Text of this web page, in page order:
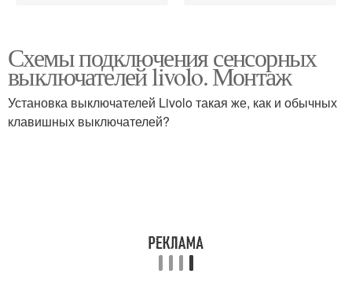
Схемы подключения сенсорных
выключателей livolo. Монтаж
Установка выключателей Livolo такая же, как и обычных
клавишных выключателей?